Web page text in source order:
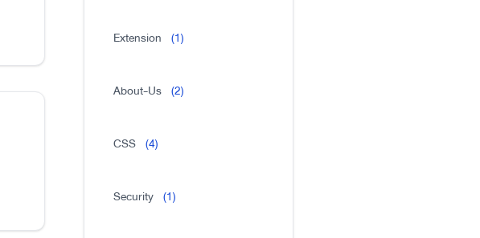
Extension (1)
About-Us (2)
CSS (4)
Security (1)